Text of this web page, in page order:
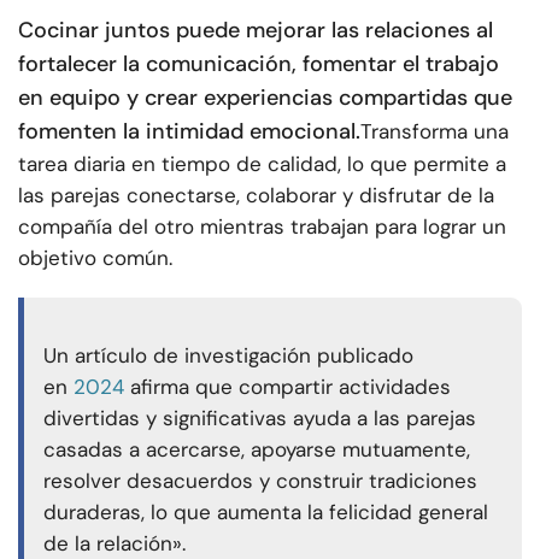
Cocinar juntos puede mejorar las relaciones al
fortalecer la comunicación, fomentar el trabajo
en equipo y crear experiencias compartidas que
fomenten la intimidad emocional.Transforma una
tarea diaria en tiempo de calidad, lo que permite a
las parejas conectarse, colaborar y disfrutar de la
compañía del otro mientras trabajan para lograr un
objetivo común.
Un artículo de investigación publicado
en 2024 afirma que compartir actividades
divertidas y significativas ayuda a las parejas
casadas a acercarse, apoyarse mutuamente,
resolver desacuerdos y construir tradiciones
duraderas, lo que aumenta la felicidad general
de la relación».